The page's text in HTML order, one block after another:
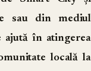
sau din mediul
ajută în atingerea
locală la